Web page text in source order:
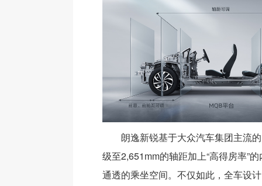
朗逸新锐基于大众汽车集团主流
级至2,651mm的轴距加上“高得房率”
通透的乘坐空间。不仅如此，全车设